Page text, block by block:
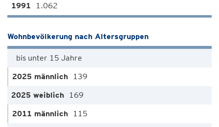
1.062
Wohnbevölkerung nach Altersgruppen
bis unter 15 Jahre
139
169
115